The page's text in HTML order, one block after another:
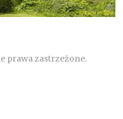
prawa zastrzeżone.